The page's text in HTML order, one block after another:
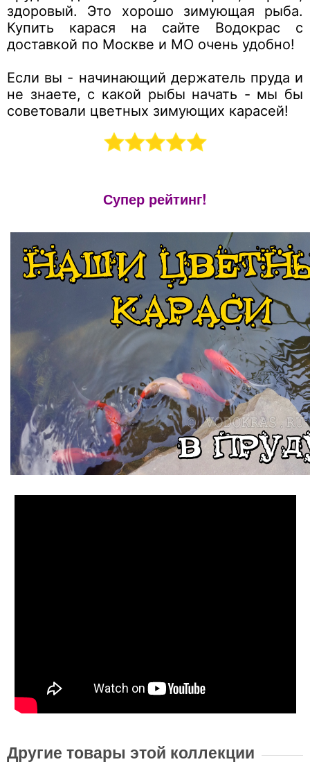
здоровый. Это хорошо зимующая рыба.
Купить карася на сайте Водокрас с
доставкой по Москве и МО очень удобно!
Если вы - начинающий держатель пруда и
не знаете, с какой рыбы начать - мы бы
советовали цветных зимующих карасей!
Супер рейтинг!
Другие товары этой коллекции